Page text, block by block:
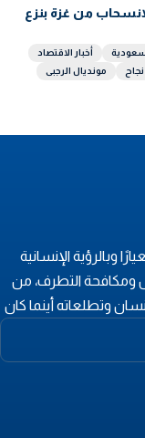
من غزة بنزع
أخبار الاقتصاد
مونديال الرجبى
وبالرؤية الإنسانية
ومكافحة التطرف، من
وتطلعاته أينما كان